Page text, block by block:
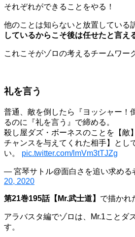
それぞれができることをやる！
他のことは知らないと放置している
しているからこそ後は任せたと言え
これこそがゾロの考えるチームワー
礼を言う
普通、敵を倒したら『ヨッシャー！
るのに『礼を言う』で締める。
殺し屋ダズ・ボーネスのことを【敵
チャンスを与えてくれた相手】とし
い。 pic.twitter.com/lmVm3tTJZg
— 宮琴サトル@面白さを追い求める
20, 2020
第21巻195話【Mr.武士道】 で描かれ
アラバスタ編でゾロは、Mr.1ことダ
す。